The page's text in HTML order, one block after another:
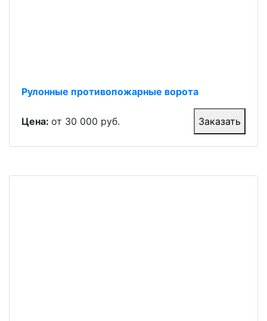
Рулонные противопожарные ворота
Цена: от 30 000 руб. Заказать